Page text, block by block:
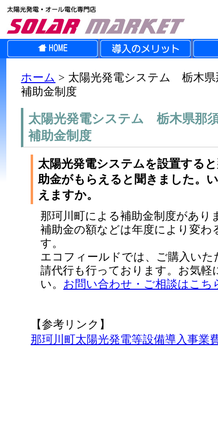
ホーム > 太陽光発電システム 栃木県
補助金制度
太陽光発電システム 栃木県那
補助金制度
太陽光発電システムを設置する
助金がもらえると聞きました。
えますか。
那珂川町による補助金制度があり
補助金の額などは年度により変わ
す。
エコフィールドでは、ご購入いた
請代行も行っております。お気軽
い。 お問い合わせ・ご相談はこち
【参考リンク】
那珂川町太陽光発電等設備導入事業